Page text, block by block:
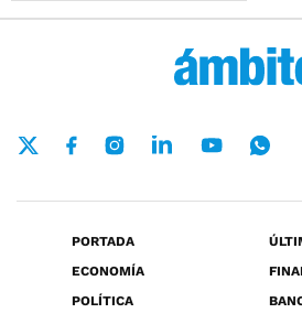
PORTADA
ECONOMÍA
POLÍTICA